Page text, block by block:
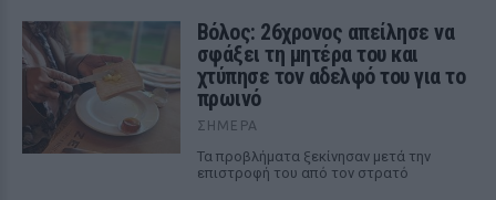
Βόλος: 26χρονος απείλησε να
σφάξει τη μητέρα του και
χτύπησε τον αδελφό του για το
πρωινό
ΣΉΜΕΡΑ
Τα προβλήματα ξεκίνησαν μετά την
επιστροφή του από τον στρατό